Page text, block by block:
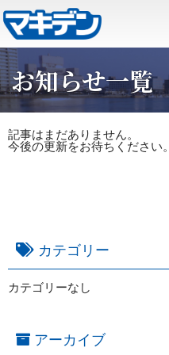
お知らせ一覧
記事はまだありません。
今後の更新をお待ちください。
カテゴリー
カテゴリーなし
アーカイブ